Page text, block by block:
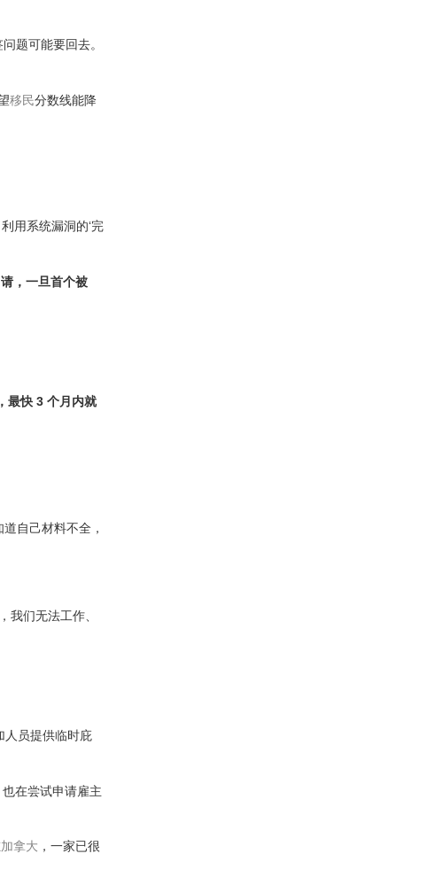
题可能要回去。
移民分数线能降
用系统漏洞的‘完
，一旦首个被
最快 3 个月内就
自己材料不全，
我们无法工作、
人员提供临时庇
在尝试申请雇主
加拿大 ，一家已很